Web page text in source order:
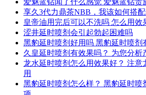
爱魅蓝钻闻了什么感觉 爱魅蓝钻贵
享久3代力鼎茶NBB，我该如何搭配
皇帝油用完后可以不洗吗 怎么用效
涩井延时喷剂会引起勃起困难吗
黑豹延时喷剂好用吗 黑豹延时喷剂
久皇延时喷剂有效果吗？ 为您分析
龙水延时喷剂怎么用效果好？ 注意
用
黑豹延时喷剂怎么样？ 黑豹延时喷